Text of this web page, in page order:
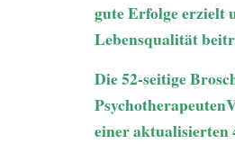
gute Erfolge erzielt
Lebensqualität
Die 52-seitige
einer aktualisierten